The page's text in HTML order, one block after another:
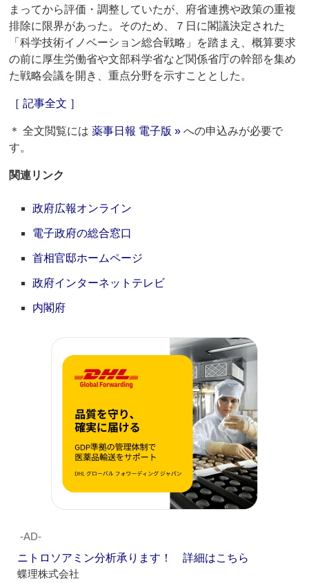
まってから評価・調整していたが、府省連携や政策の重複
排除に限界があった。そのため、７日に閣議決定された
「科学技術イノベーション総合戦略」を踏まえ、概算要求
の前に厚生労働省や文部科学省など関係省庁の幹部を集め
た戦略会議を開き、重点分野を示すこととした。
［ 記事全文 ］
＊ 全文閲覧には薬事日報 電子版 » への申込みが必要で
す。
関連リンク
政府広報オンライン
電子政府の総合窓口
首相官邸ホームページ
政府インターネットテレビ
内閣府
‐AD‐
ニトロソアミン分析承ります！ 詳細はこちら
蝶理株式会社